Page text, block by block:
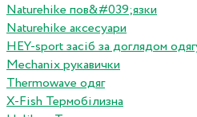
Naturehike пов&#039;язки
Naturehike аксесуари
HEY-sport засіб за доглядом
Mechanix рукавички
Thermowave одяг
X-Fish Термобілизна